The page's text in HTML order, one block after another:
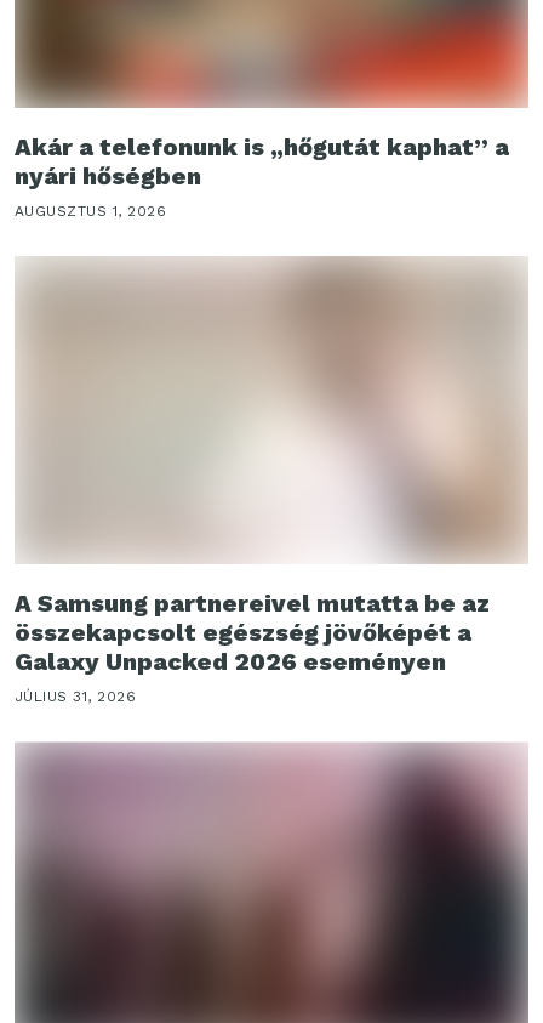
Akár a telefonunk is „hőgutát kaphat” a
nyári hőségben
AUGUSZTUS 1, 2026
A Samsung partnereivel mutatta be az
összekapcsolt egészség jövőképét a
Galaxy Unpacked 2026 eseményen
JÚLIUS 31, 2026